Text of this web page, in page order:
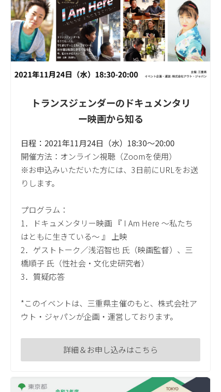
トランスジェンダーのドキュメンタリ
ー映画から知る
日程：2021年11月24日（水）18:30～20:00
開催方法：オンライン視聴（Zoomを使用）
※お申込みいただいた方には、3日前にURLをお送
りします。
プログラム：
1．ドキュメンタリー映画 『 I Am Here ～私たち
はともに生きている～ 』 上映
2．ゲストトーク／浅沼智也 氏（映画監督）、三
橋順子 氏（性社会・文化史研究者）
3．質疑応答
*このイベントは、三重県主催のもと、株式会社ア
ウト・ジャパンが企画・運営しております。
詳細＆お申し込みはこちら